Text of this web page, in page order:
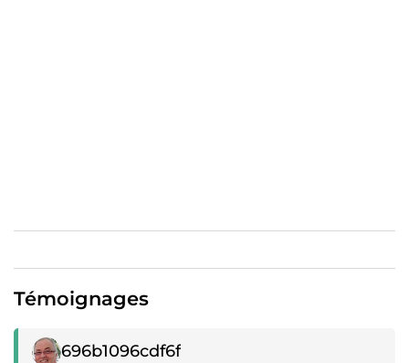
Témoignages
Témoignage positif
696b1096cdf6f